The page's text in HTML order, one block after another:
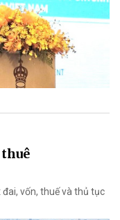
vốn, thuế và thủ tục